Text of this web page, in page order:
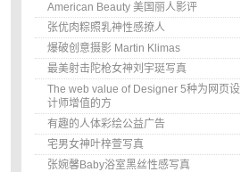
American Beauty 美国丽人影评
张优肉粽照乳神性感撩人
爆破创意摄影 Martin Klimas
最美射击陀枪女神刘宇珽写真
The web value of Designer 5种为网页设
计师增值的方
有趣的人体彩绘公益广告
宅男女神叶梓萱写真
张婉馨Baby浴室黑丝性感写真